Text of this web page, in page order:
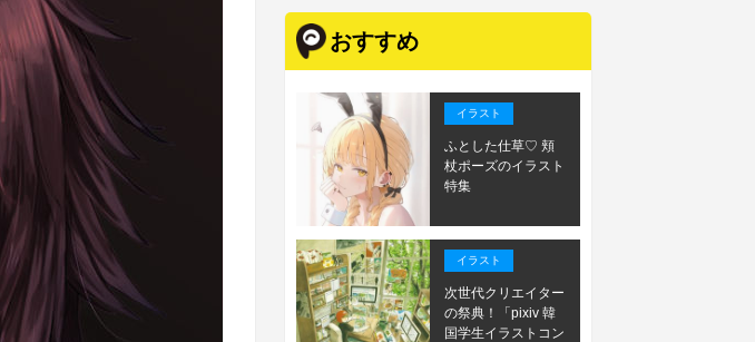
おすすめ
イラスト
ふとした仕草♡ 頬
杖ポーズのイラスト
特集
イラスト
次世代クリエイター
の祭典！「pixiv 韓
国学生イラストコン